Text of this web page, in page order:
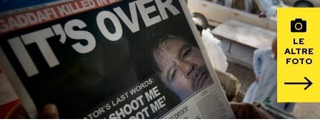
PODCAST
NEWSLETTER
LE
ALTRE
FOTO